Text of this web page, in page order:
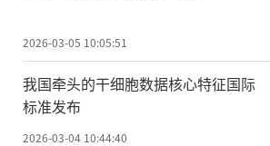
2026-03-05 10:05:51
我国牵头的干细胞数据核心特征国际
标准发布
2026-03-04 10:44:40